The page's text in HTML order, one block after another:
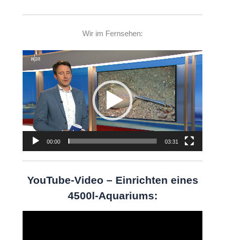
Wir im Fernsehen:
Player
00:00 03:31
YouTube-Video – Einrichten eines
4500l-Aquariums: